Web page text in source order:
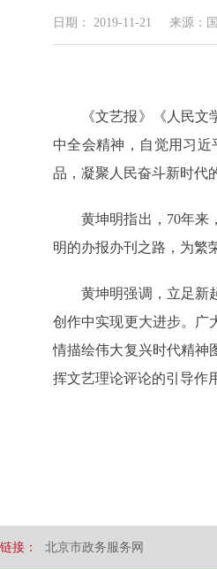
日期： 2019-11-21 来源：
《文艺报》《人民
中全会精神，自觉用习
品，凝聚人民奋斗新时代
黄坤明指出，70年来
明的办报办刊之路，为繁
黄坤明强调，立足新
创作中实现更大进步。广
情描绘伟大复兴时代精神
挥文艺理论评论的引导作
链接： 北京市政务服务网